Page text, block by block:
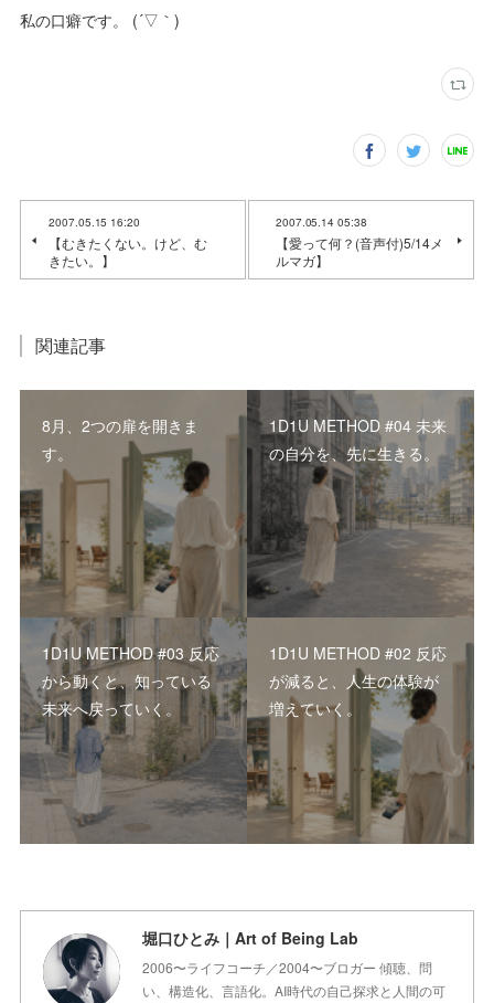
私の口癖です。 (´▽｀)
2007.05.15 16:20
【むきたくない。けど、む
きたい。】
2007.05.14 05:38
【愛って何？(音声付)5/14メ
ルマガ】
関連記事
8月、2つの扉を開きま
す。
1D1U METHOD #04 未来
の自分を、先に生きる。
1D1U METHOD #03 反応
から動くと、知っている
未来へ戻っていく。
1D1U METHOD #02 反応
が減ると、人生の体験が
増えていく。
堀口ひとみ｜Art of Being Lab
2006〜ライフコーチ／2004〜ブロガー 傾聴、問
い、構造化、言語化。AI時代の自己探求と人間の可